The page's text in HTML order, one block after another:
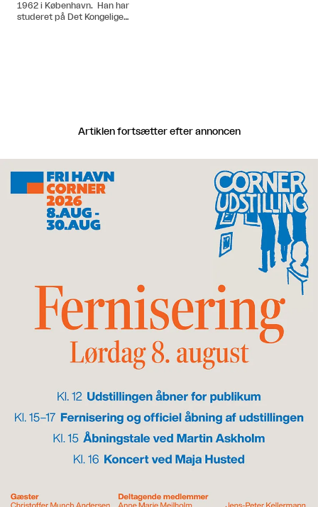
1962 i København. Han har
studeret på Det Kongelige
Artiklen fortsætter efter annoncen